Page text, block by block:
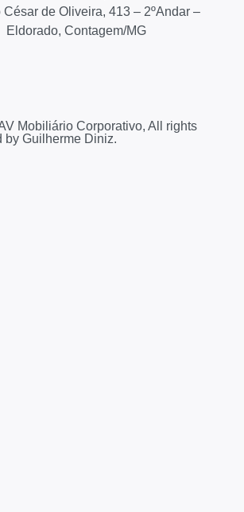
César de Oliveira, 413 – 2ºAndar –
Eldorado, Contagem/MG
Mobiliário Corporativo, All rights
by Guilherme Diniz.